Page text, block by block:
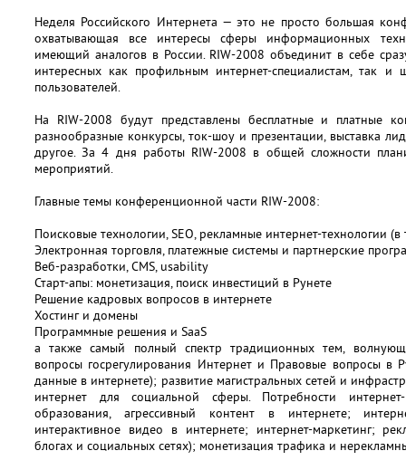
Неделя Российского Интернета — это не просто большая
охватывающая все интересы сферы информационных
имеющий аналогов в России. RIW-2008 объединит в себе
интересных как профильным интернет-специалистам, так и
пользователей.
На RIW-2008 будут представлены бесплатные и платные
разнообразные конкурсы, ток-шоу и презентации, выставка
другое. За 4 дня работы RIW-2008 в общей сложности
мероприятий.
Главные темы конференционной части RIW-2008:
Поисковые технологии, SEO, рекламные интернет-технологии (в
Электронная торговля, платежные системы и партнерские
Веб-разработки, CMS, usability
Старт-апы: монетизация, поиск инвестиций в Рунете
Решение кадровых вопросов в интернете
Хостинг и домены
Программные решения и SaaS
а также самый полный спектр традиционных тем,
вопросы госрегулирования Интернет и Правовые вопросы в
данные в интернете); развитие магистральных сетей и
интернет для социальной сферы. Потребности
образования, агрессивный контент в интернете;
интерактивное видео в интернете; интернет-маркетинг;
блогах и социальных сетях); монетизация трафика и